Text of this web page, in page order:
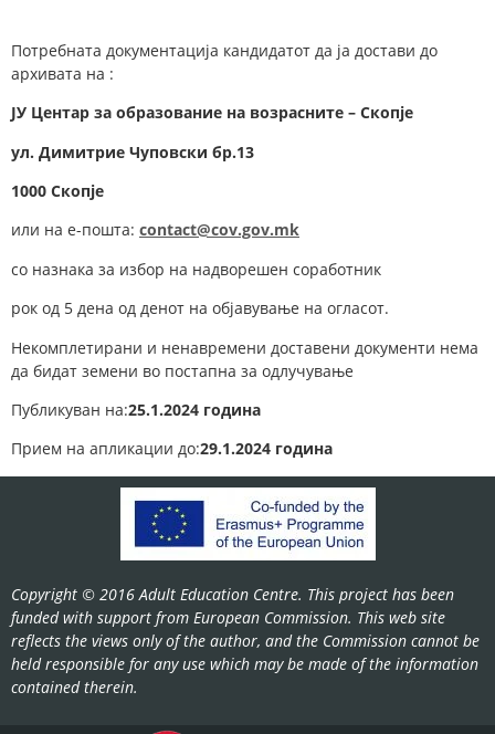
Потребната документација кандидатот да ја достави до
архивата на :
ЈУ Центар за образование на возрасните – Скопје
ул. Димитрие Чуповски бр.13
1000 Скопје
или на е-пошта: contact@cov.gov.mk
со назнака за избор на надворешен соработник
рок од 5 дена од денот на објавување на огласот.
Некомплетирани и ненавремени доставени документи нема
да бидат земени во постапна за одлучување
Публикуван на:25.1.2024 година
Прием на апликации до:29.1.2024 година
Copyright © 2016 Adult Education Centre. This project has been
funded with support from European Commission. This web site
reflects the views only of the author, and the Commission cannot be
held responsible for any use which may be made of the information
contained therein.